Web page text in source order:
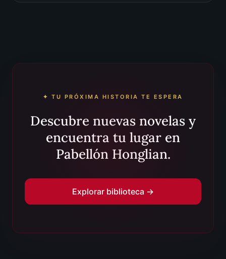
✦ TU PRÓXIMA HISTORIA TE ESPERA
Descubre nuevas novelas y
encuentra tu lugar en
Pabellón Honglian.
Explorar biblioteca →